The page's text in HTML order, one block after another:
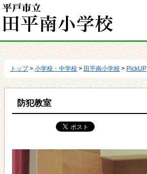
移
トップ> 小学校・中学校 > 田平南小学校 > PickUP
防犯教室